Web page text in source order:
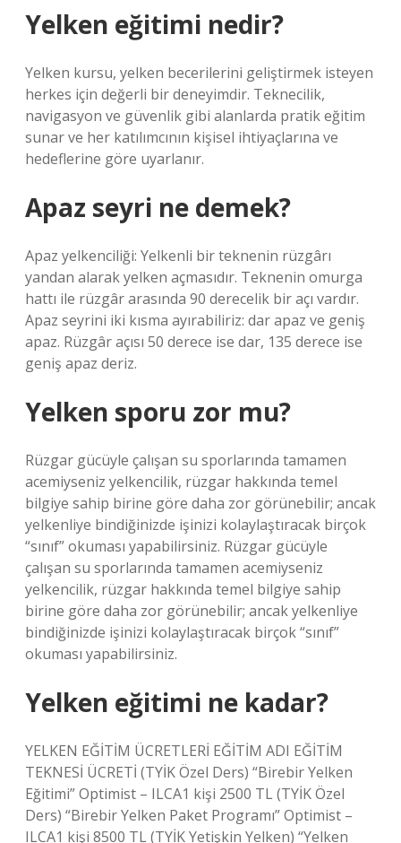
Yelken eğitimi nedir?
Yelken kursu, yelken becerilerini geliştirmek isteyen
herkes için değerli bir deneyimdir. Teknecilik,
navigasyon ve güvenlik gibi alanlarda pratik eğitim
sunar ve her katılımcının kişisel ihtiyaçlarına ve
hedeflerine göre uyarlanır.
Apaz seyri ne demek?
Apaz yelkenciliği: Yelkenli bir teknenin rüzgârı
yandan alarak yelken açmasıdır. Teknenin omurga
hattı ile rüzgâr arasında 90 derecelik bir açı vardır.
Apaz seyrini iki kısma ayırabiliriz: dar apaz ve geniş
apaz. Rüzgâr açısı 50 derece ise dar, 135 derece ise
geniş apaz deriz.
Yelken sporu zor mu?
Rüzgar gücüyle çalışan su sporlarında tamamen
acemiyseniz yelkencilik, rüzgar hakkında temel
bilgiye sahip birine göre daha zor görünebilir; ancak
yelkenliye bindiğinizde işinizi kolaylaştıracak birçok
“sınıf” okuması yapabilirsiniz. Rüzgar gücüyle
çalışan su sporlarında tamamen acemiyseniz
yelkencilik, rüzgar hakkında temel bilgiye sahip
birine göre daha zor görünebilir; ancak yelkenliye
bindiğinizde işinizi kolaylaştıracak birçok “sınıf”
okuması yapabilirsiniz.
Yelken eğitimi ne kadar?
YELKEN EĞİTİM ÜCRETLERİ EĞİTİM ADI EĞİTİM
TEKNESİ ÜCRETİ (TYİK Özel Ders) “Birebir Yelken
Eğitimi” Optimist – ILCA1 kişi 2500 TL (TYİK Özel
Ders) “Birebir Yelken Paket Programı” Optimist –
ILCA1 kişi 8500 TL (TYİK Yetişkin Yelken) “Yelken